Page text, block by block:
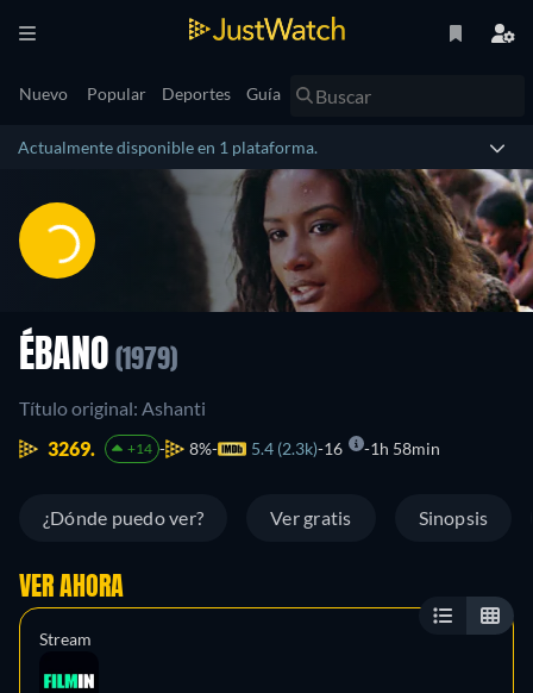
Nuevo Popular Deportes Guía
Actualmente disponible en 1 plataforma.
ÉBANO (1979)
Título original: Ashanti
3269.
+14 8% 5.4 (2.3k) 16 1h 58min
¿Dónde puedo ver? Ver gratis Sinopsis
VER AHORA
Stream